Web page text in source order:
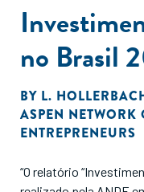
no Brasil
BY L.
ASPEN NETWORK
ENTREPRENEURS
“O relatório